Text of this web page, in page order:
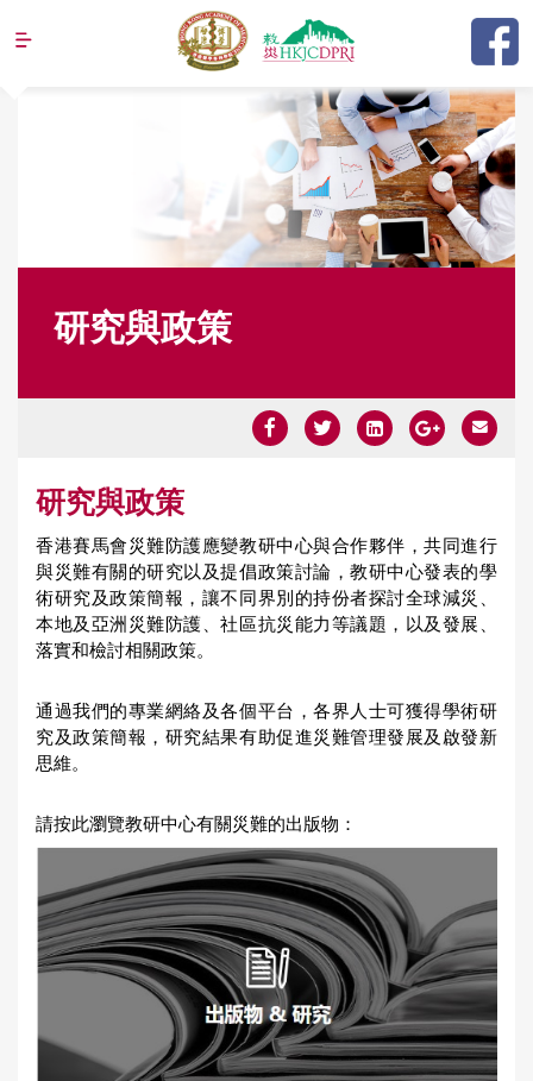
Jump to navigation
研究與政策
研究與政策
香港賽馬會災難防護應變教研中心與合作夥伴，共同進行
與災難有關的研究以及提倡政策討論，教研中心發表的學
術研究及政策簡報，讓不同界別的持份者探討全球減災、
本地及亞洲災難防護、社區抗災能力等議題，以及發展、
落實和檢討相關政策。
通過我們的專業網絡及各個平台，各界人士可獲得學術研
究及政策簡報，研究結果有助促進災難管理發展及啟發新
思維。
請按此瀏覽教研中心有關災難的出版物：